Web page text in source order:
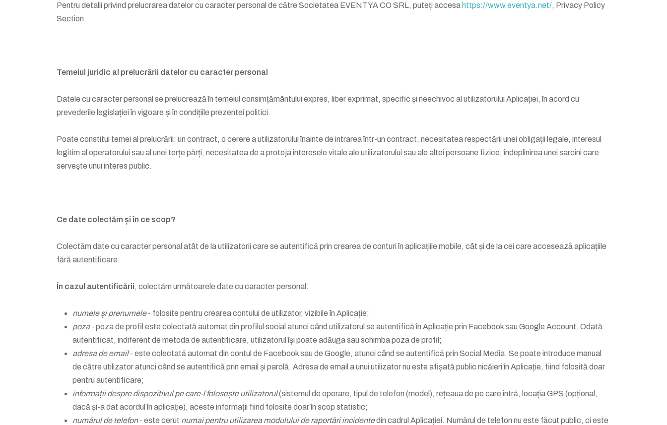
Pentru detalii privind prelucrarea datelor cu caracter personal de către Societatea EVENTYA CO SRL, puteți accesa https://www.eventya.net/, Privacy Policy
Section.
Temeiul juridic al prelucrării datelor cu caracter personal
Datele cu caracter personal se prelucrează în temeiul consimțământului expres, liber exprimat, specific și neechivoc al utilizatorului Aplicației, în acord cu
prevederile legislației în vigoare și în condițiile prezentei politici.
Poate constitui temei al prelucrării: un contract, o cerere a utilizatorului înainte de intrarea într-un contract, necesitatea respectării unei obligații legale, interesul
legitim al operatorului sau al unei terțe părți, necesitatea de a proteja interesele vitale ale utilizatorului sau ale altei persoane fizice, îndeplinirea unei sarcini care
serveşte unui interes public.
Ce date colectăm și în ce scop?
Colectăm date cu caracter personal atât de la utilizatorii care se autentifică prin crearea de conturi în aplicațiile mobile, cât și de la cei care accesează aplicațiile
fără autentificare.
În cazul autentificării, colectăm următoarele date cu caracter personal:
numele și prenumele- folosite pentru crearea contului de utilizator, vizibile în Aplicație;
poza - poza de profil este colectată automat din profilul social atunci când utilizatorul se autentifică în Aplicație prin Facebook sau Google Account. Odată
autentificat, indiferent de metoda de autentificare, utilizatorul își poate adăuga sau schimba poza de profil;
adresa de email- este colectată automat din contul de Facebook sau de Google, atunci când se autentifică prin Social Media. Se poate introduce manual
de către utilizator atunci când se autentifică prin email și parolă. Adresa de email a unui utilizator nu este afișată public nicăieri în Aplicație, fiind folosită doar
pentru autentificare;
informații despre dispozitivul pe care-l folosește utilizatorul(sistemul de operare, tipul de telefon (model), rețeaua de pe care intră, locația GPS (opțional,
dacă și-a dat acordul în aplicație), aceste informații fiind folosite doar în scop statistic;
numărul de telefon- este cerut numai pentru utilizarea modulului de raportări incidentedin cadrul Aplicației. Numărul de telefon nu este făcut public, ci este